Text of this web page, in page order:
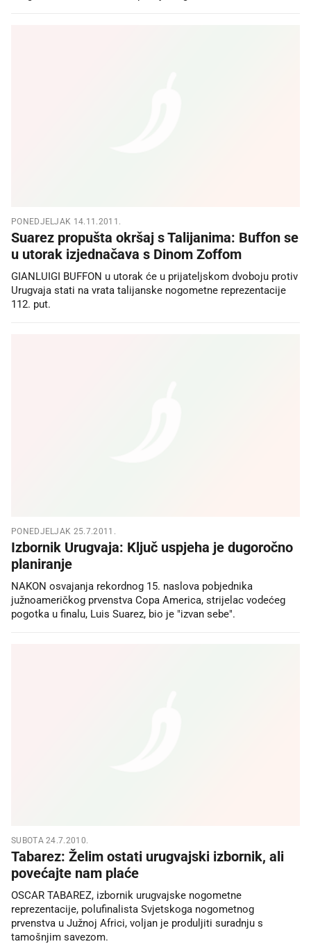
PONEDJELJAK 14.11.2011.
Suarez propušta okršaj s Talijanima: Buffon se
u utorak izjednačava s Dinom Zoffom
GIANLUIGI BUFFON u utorak će u prijateljskom dvoboju protiv
Urugvaja stati na vrata talijanske nogometne reprezentacije
112. put.
PONEDJELJAK 25.7.2011.
Izbornik Urugvaja: Ključ uspjeha je dugoročno
planiranje
NAKON osvajanja rekordnog 15. naslova pobjednika
južnoameričkog prvenstva Copa America, strijelac vodećeg
pogotka u finalu, Luis Suarez, bio je "izvan sebe".
SUBOTA 24.7.2010.
Tabarez: Želim ostati urugvajski izbornik, ali
povećajte nam plaće
OSCAR TABAREZ, izbornik urugvajske nogometne
reprezentacije, polufinalista Svjetskoga nogometnog
prvenstva u Južnoj Africi, voljan je produljiti suradnju s
tamošnjim savezom.